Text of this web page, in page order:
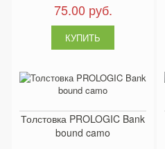
75.00 руб.
Толстовка PROLOGIC Bank
bound camo